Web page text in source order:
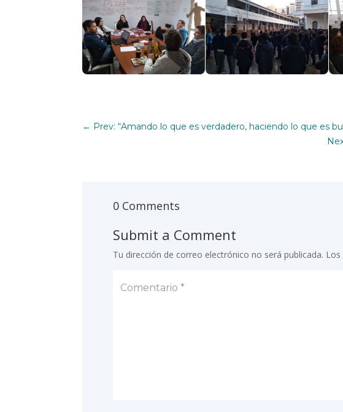
← Prev: “Amando lo que es verdadero, haciendo lo que es
0 Comments
Submit a Comment
Tu dirección de correo electrónico no será publicada.